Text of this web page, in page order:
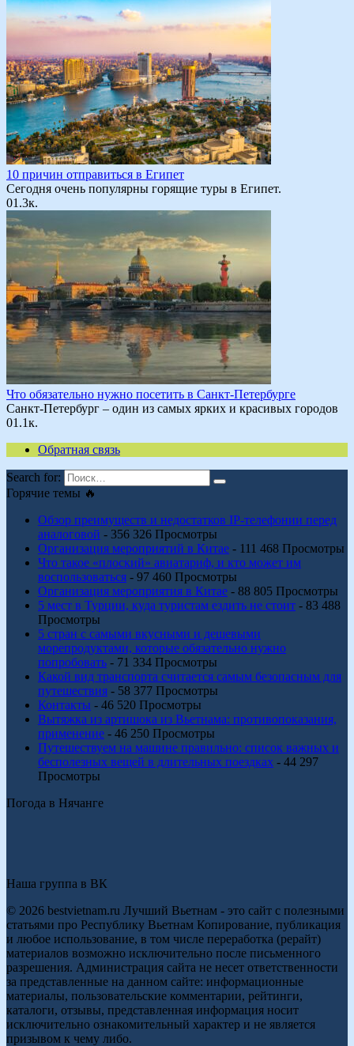
10 причин отправиться в Египет
Сегодня очень популярны горящие туры в Египет.
01.3к.
Что обязательно нужно посетить в Санкт-Петербурге
Санкт-Петербург – один из самых ярких и красивых городов
01.1к.
Обратная связь
Search for:
Горячие темы 🔥
Обзор преимуществ и недостатков IP-телефонии перед
аналоговой - 356 326 Просмотры
Организация мероприятий в Китае - 111 468 Просмотры
Что такое «плоский» авиатариф, и кто может им
воспользоваться - 97 460 Просмотры
Организация мероприятия в Китае - 88 805 Просмотры
5 мест в Турции, куда туристам ездить не стоит - 83 488
Просмотры
5 стран с самыми вкусными и дешевыми
морепродуктами, которые обязательно нужно
попробовать - 71 334 Просмотры
Какой вид транспорта считается самым безопасным для
путешествия - 58 377 Просмотры
Контакты - 46 520 Просмотры
Вытяжка из артишока из Вьетнама: противопоказания,
применение - 46 250 Просмотры
Путешествуем на машине правильно: список важных и
бесполезных вещей в длительных поездках - 44 297
Просмотры
Погода в Нячанге
Наша группа в ВК
© 2026 bestvietnam.ru Лучший Вьетнам - это сайт с полезными
статьями про Республику Вьетнам Копирование, публикация
и любое использование, в том числе переработка (рерайт)
материалов возможно исключительно после письменного
разрешения. Администрация сайта не несет ответственности
за представленные на данном сайте: информационные
материалы, пользовательские комментарии, рейтинги,
каталоги, отзывы, представленная информация носит
исключительно ознакомительный характер и не является
призывом к чему либо.